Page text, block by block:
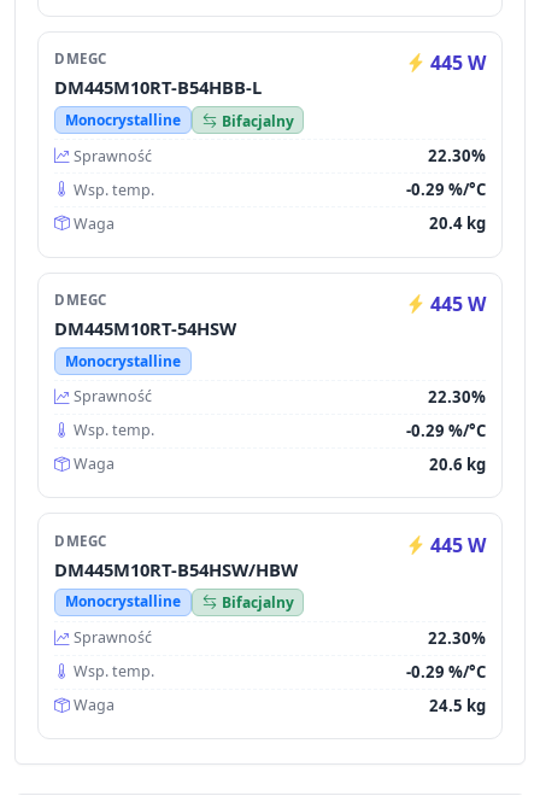
DMEGC 445 W
DM445M10RT-B54HBB-L
Monocrystalline
Bifacjalny
Sprawność
22.30%
Wsp. temp. -0.29 %/°C
Waga 20.4 kg
DMEGC 445 W
DM445M10RT-54HSW
Monocrystalline
Sprawność
22.30%
Wsp. temp. -0.29 %/°C
Waga 20.6 kg
DMEGC 445 W
DM445M10RT-B54HSW/HBW
Monocrystalline
Bifacjalny
Sprawność
22.30%
Wsp. temp. -0.29 %/°C
Waga 24.5 kg